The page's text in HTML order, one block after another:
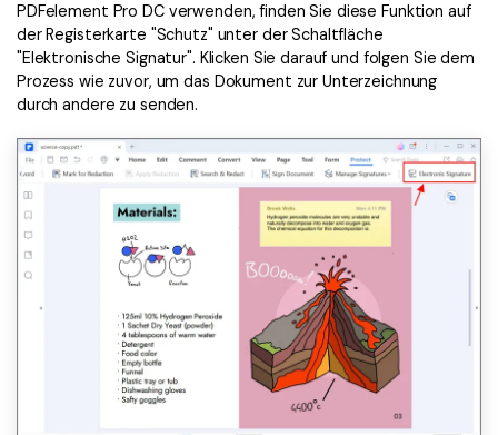
PDFelement Pro DC verwenden, finden Sie diese Funktion auf
der Registerkarte "Schutz" unter der Schaltfläche
"Elektronische Signatur". Klicken Sie darauf und folgen Sie dem
Prozess wie zuvor, um das Dokument zur Unterzeichnung
durch andere zu senden.